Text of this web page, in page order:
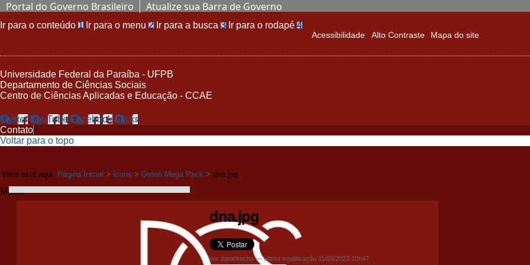
Portal do Governo Brasileiro Atualize sua Barra de Governo
Ir para o conteúdo 1 Ir para o menu 2 Ir para a busca 3 Ir para o rodapé 4
Acessibilidade Alto Contraste Mapa do site
Universidade Federal da Paraíba - UFPB
Departamento de Ciências Sociais
Centro de Ciências Aplicadas e Educação - CCAE
Twitter YouTube Facebook Flickr
Contato
Você está aqui: Página Inicial > Icons >Green Mega Pack >dna.jpg
Menu
dna.jpg
pordanielrocha—última modificação 11/03/2022 10h47
Voltar para o topo